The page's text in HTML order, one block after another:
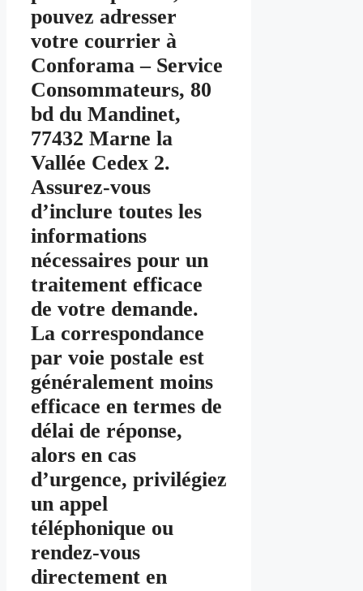
pouvez adresser
votre courrier à
Conforama – Service
Consommateurs, 80
bd du Mandinet,
77432 Marne la
Vallée Cedex 2.
Assurez-vous
d’inclure toutes les
informations
nécessaires pour un
traitement efficace
de votre demande.
La correspondance
par voie postale est
généralement moins
efficace en termes de
délai de réponse,
alors en cas
d’urgence, privilégiez
un appel
téléphonique ou
rendez-vous
directement en